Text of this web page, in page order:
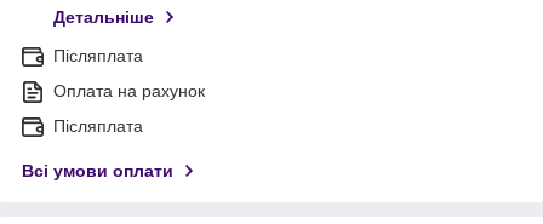
Детальніше
Післяплата
Оплата на рахунок
Післяплата
Всі умови оплати